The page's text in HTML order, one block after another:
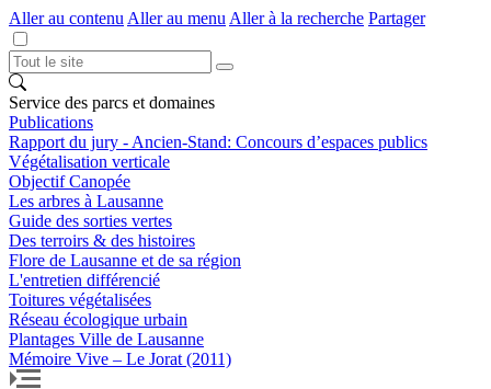
Aller au contenu Aller au menu Aller à la recherche Partager
Service des parcs et domaines
Publications
Rapport du jury - Ancien-Stand: Concours d’espaces publics
Végétalisation verticale
Objectif Canopée
Les arbres à Lausanne
Guide des sorties vertes
Des terroirs & des histoires
Flore de Lausanne et de sa région
L'entretien différencié
Toitures végétalisées
Réseau écologique urbain
Plantages Ville de Lausanne
Mémoire Vive – Le Jorat (2011)